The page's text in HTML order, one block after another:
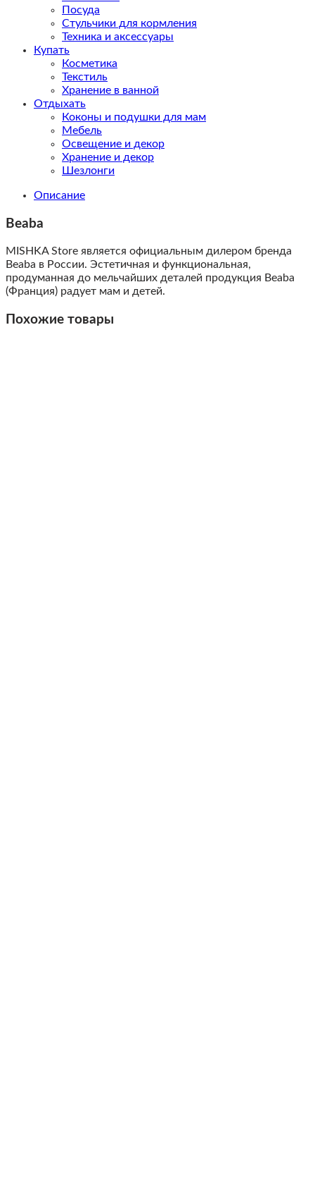
Посуда
Стульчики для кормления
Техника и аксессуары
Купать
Косметика
Текстиль
Хранение в ванной
Отдыхать
Коконы и подушки для мам
Мебель
Освещение и декор
Хранение и декор
Шезлонги
Описание
Beaba
MISHKA Store является официальным дилером бренда
Beaba в России. Эстетичная и функциональная,
продуманная до мельчайших деталей продукция Beaba
(Франция) радует мам и детей.
Похожие товары